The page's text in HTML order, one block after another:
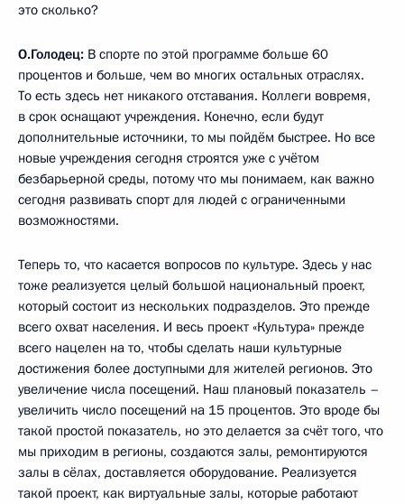
это сколько?
О.Голодец: В спорте по этой программе больше 60
процентов и больше, чем во многих остальных отраслях.
То есть здесь нет никакого отставания. Коллеги вовремя,
в срок оснащают учреждения. Конечно, если будут
дополнительные источники, то мы пойдём быстрее. Но все
новые учреждения сегодня строятся уже с учётом
безбарьерной среды, потому что мы понимаем, как важно
сегодня развивать спорт для людей с ограниченными
возможностями.
Теперь то, что касается вопросов по культуре. Здесь у нас
тоже реализуется целый большой национальный проект,
который состоит из нескольких подразделов. Это прежде
всего охват населения. И весь проект «Культура» прежде
всего нацелен на то, чтобы сделать наши культурные
достижения более доступными для жителей регионов. Это
увеличение числа посещений. Наш плановый показатель –
увеличить число посещений на 15 процентов. Это вроде бы
такой простой показатель, но это делается за счёт того, что
мы приходим в регионы, создаются залы, ремонтируются
залы в сёлах, доставляется оборудование. Реализуется
такой проект, как виртуальные залы, которые работают